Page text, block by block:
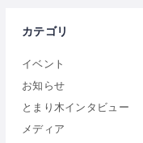
カテゴリ
イベント
お知らせ
とまり木インタビュー
メディア